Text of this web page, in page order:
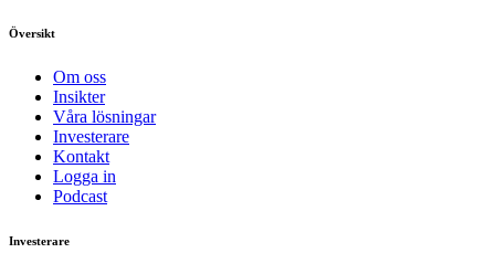
Översikt
Om oss
Insikter
Våra lösningar
Investerare
Kontakt
Logga in
Podcast
Investerare